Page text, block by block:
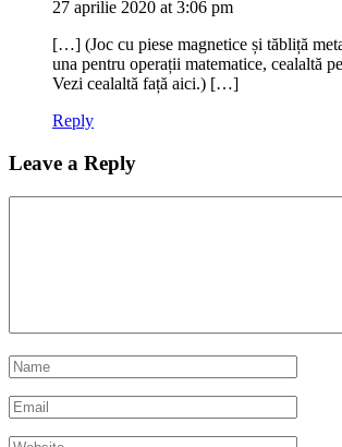
27 aprilie 2020 at 3:06 pm
[…] (Joc cu piese magnetice și tăbliță
una pentru operații matematice, cealaltă
Vezi cealaltă față aici.) […]
Reply
Leave a Reply